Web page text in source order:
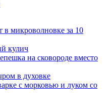
микроволновке за 10
кулич
на сковороде вместо
в духовке
с морковью и луком со